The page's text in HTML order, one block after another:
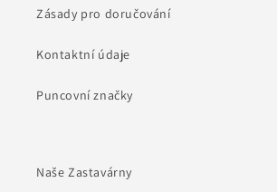
Zásady pro doručování
Kontaktní údaje
Puncovní značky
Naše Zastavárny